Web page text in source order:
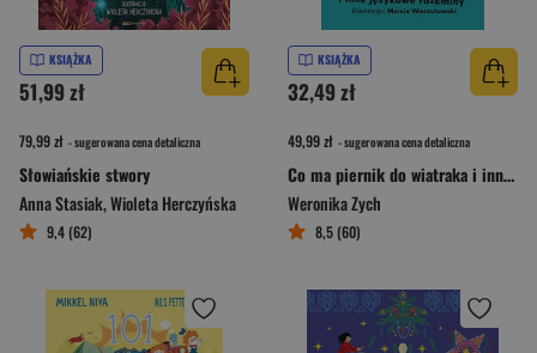
KSIĄŻKA
51,99 zł
79,99 zł - sugerowana cena detaliczna
Słowiańskie stwory
Anna Stasiak,Wioleta Herczyńska
9,4 (62)
KSIĄŻKA
32,49 zł
49,99 zł - sugerowana cena detaliczna
Co ma piernik do wiatraka i inne językowe rozkminy
Weronika Zych
8,5 (60)